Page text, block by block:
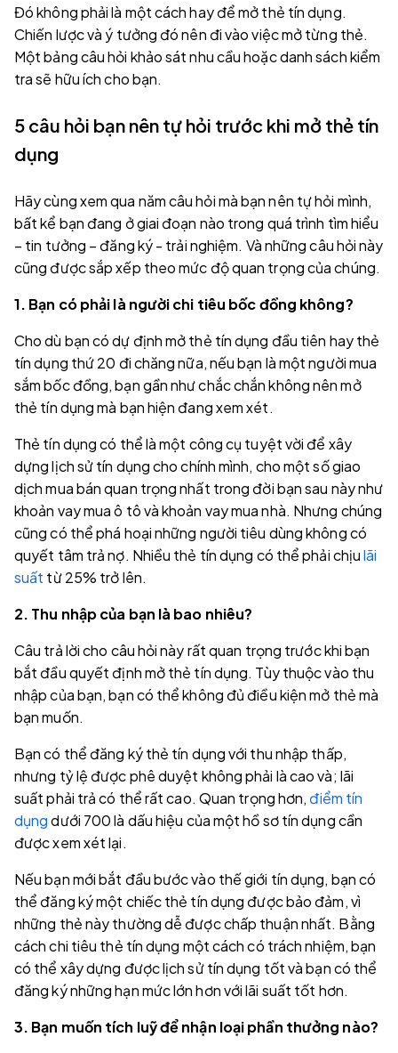
Đó không phải là một cách hay để mở thẻ tín dụng.
Chiến lược và ý tưởng đó nên đi vào việc mở từng thẻ.
Một bảng câu hỏi khảo sát nhu cầu hoặc danh sách kiểm
tra sẽ hữu ích cho bạn.
5 câu hỏi bạn nên tự hỏi trước khi mở thẻ tín
dụng
Hãy cùng xem qua năm câu hỏi mà bạn nên tự hỏi mình,
bất kể bạn đang ở giai đoạn nào trong quá trình tìm hiểu
– tin tưởng – đăng ký - trải nghiệm. Và những câu hỏi này
cũng được sắp xếp theo mức độ quan trọng của chúng.
1. Bạn có phải là người chi tiêu bốc đồng không?
Cho dù bạn có dự định mở thẻ tín dụng đầu tiên hay thẻ
tín dụng thứ 20 đi chăng nữa, nếu bạn là một người mua
sắm bốc đồng, bạn gần như chắc chắn không nên mở
thẻ tín dụng mà bạn hiện đang xem xét.
Thẻ tín dụng có thể là một công cụ tuyệt vời để xây
dựng lịch sử tín dụng cho chính mình, cho một số giao
dịch mua bán quan trọng nhất trong đời bạn sau này như
khoản vay mua ô tô và khoản vay mua nhà. Nhưng chúng
cũng có thể phá hoại những người tiêu dùng không có
quyết tâm trả nợ. Nhiều thẻ tín dụng có thể phải chịulãi
suất từ 25% trở lên.
2. Thu nhập của bạn là bao nhiêu?
Câu trả lời cho câu hỏi này rất quan trọng trước khi bạn
bắt đầu quyết định mở thẻ tín dụng. Tùy thuộc vào thu
nhập của bạn, bạn có thể không đủ điều kiện mở thẻ mà
bạn muốn.
Bạn có thể đăng ký thẻ tín dụng với thu nhập thấp,
nhưng tỷ lệ được phê duyệt không phải là cao và; lãi
suất phải trả có thể rất cao. Quan trọng hơn, điểm tín
dụngdưới 700 là dấu hiệu của một hồ sơ tín dụng cần
được xem xét lại.
Nếu bạn mới bắt đầu bước vào thế giới tín dụng, bạn có
thể đăng ký một chiếc thẻ tín dụng được bảo đảm, vì
những thẻ này thường dễ được chấp thuận nhất. Bằng
cách chi tiêu thẻ tín dụng một cách có trách nhiệm, bạn
có thể xây dựng được lịch sử tín dụng tốt và bạn có thể
đăng ký những hạn mức lớn hơn với lãi suất tốt hơn.
3. Bạn muốn tích luỹ để nhận loại phần thưởng nào?